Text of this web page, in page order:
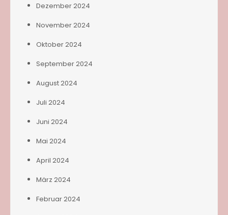
Dezember 2024
November 2024
Oktober 2024
September 2024
August 2024
Juli 2024
Juni 2024
Mai 2024
April 2024
März 2024
Februar 2024